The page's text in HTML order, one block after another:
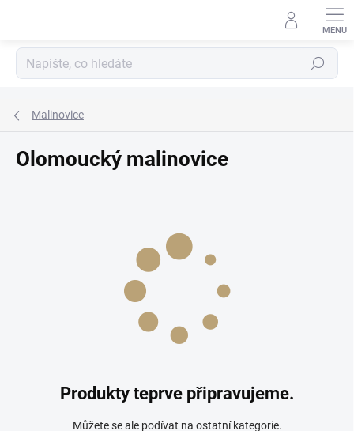
Hledat
Malinovice
Olomoucký malinovice
Produkty teprve připravujeme.
Můžete se ale podívat na ostatní kategorie.